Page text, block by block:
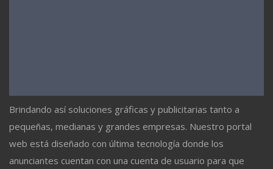
Brindando así soluciones gráficas y publicitarias tanto a
pequeñas, medianas y grandes empresas. Nuestro portal
web está diseñado con última tecnología donde los
anunciantes cuentan con una cuenta de usuario para que